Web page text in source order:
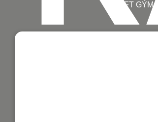
LÝFT